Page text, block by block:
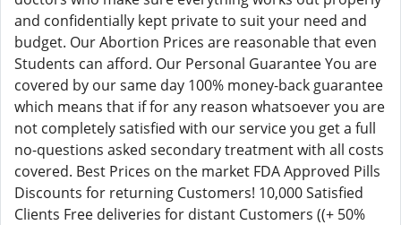
and confidentially kept private to suit your need and
budget. Our Abortion Prices are reasonable that even
Students can afford. Our Personal Guarantee You are
covered by our same day 100% money-back guarantee
which means that if for any reason whatsoever you are
not completely satisfied with our service you get a full
no-questions asked secondary treatment with all costs
covered. Best Prices on the market FDA Approved Pills
Discounts for returning Customers! 10,000 Satisfied
Clients Free deliveries for distant Customers ((+ 50%